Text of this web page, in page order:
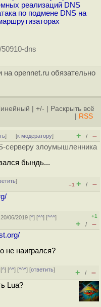
реализаций DNS
по подмене DNS на
dns
на opennet.ru обязательно
+/-
Раскрыть всё
RSS
] [к модератору] + / –
серверу злоумышленника
бындь...
]
–1 + / –
06/2019 [^] [^^] [^^^]
+1
+ / –
не наигрался?
^] [^^] [^^^] [ответить]
+ / –
Lua?